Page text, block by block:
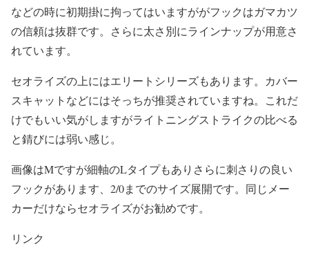
などの時に初期掛に拘ってはいますががフックはガマカツ
の信頼は抜群です。さらに太さ別にラインナップが用意さ
れています。
セオライズの上にはエリートシリーズもあります。カバー
スキャットなどにはそっちが推奨されていますね。これだ
けでもいい気がしますがライトニングストライクの比べる
と錆びには弱い感じ。
画像はMですが細軸のLタイプもありさらに刺さりの良い
フックがあります、2/0までのサイズ展開です。同じメー
カーだけならセオライズがお勧めです。
リンク